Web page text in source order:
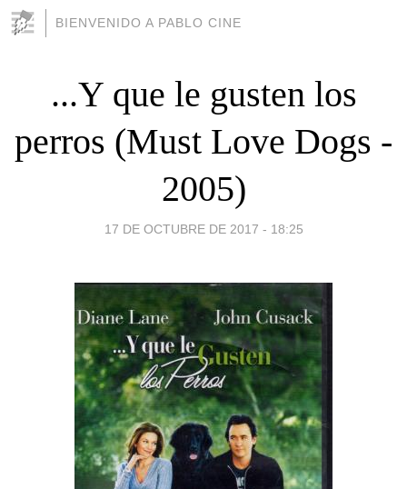
BIENVENIDO A PABLO CINE
...Y que le gusten los
perros (Must Love Dogs -
2005)
17 DE OCTUBRE DE 2017 - 18:25